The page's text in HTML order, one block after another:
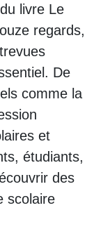
livre Le
regards,
De
comme la
et
étudiants,
des
scolaire